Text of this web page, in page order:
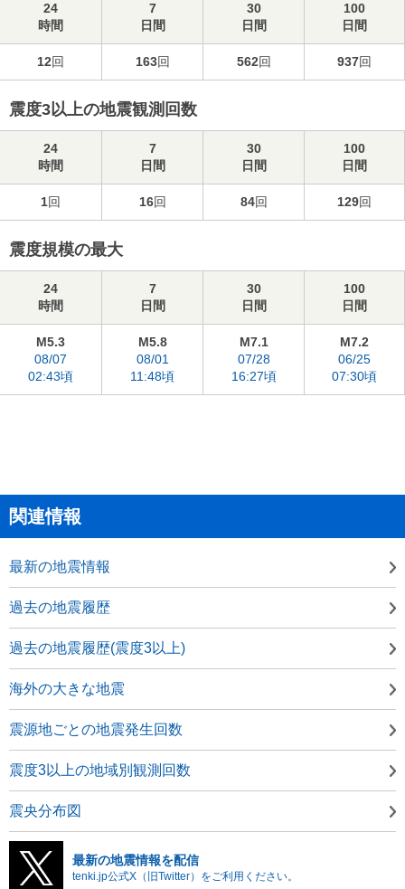
24
時間
7
日間
30
日間
100
日間
12回 163回 562回 937回
震度3以上の地震観測回数
24
時間
7
日間
30
日間
100
日間
1回 16回 84回 129回
震度規模の最大
24
時間
7
日間
30
日間
100
日間
M5.3
08/07
02:43頃
M5.8
08/01
11:48頃
M7.1
07/28
16:27頃
M7.2
06/25
07:30頃
関連情報
最新の地震情報
過去の地震履歴
過去の地震履歴(震度3以上)
海外の大きな地震
震源地ごとの地震発生回数
震度3以上の地域別観測回数
震央分布図
最新の地震情報を配信
tenki.jp公式X（旧Twitter）をご利用ください。